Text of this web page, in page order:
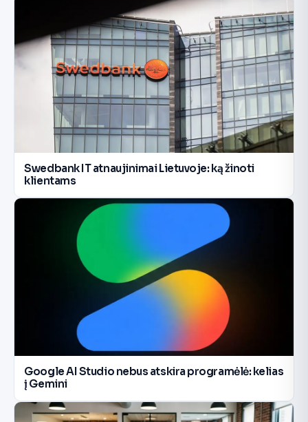
Swedbank IT atnaujinimai Lietuvoje: ką žinoti
klientams
Google AI Studio nebus atskira programėlė: kelias
į Gemini